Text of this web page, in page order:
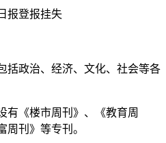
括政治、经济、文化、社会等各
有《楼市周刊》、《教育周
周刊》等专刊。